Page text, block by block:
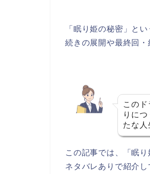
「眠り姫の秘密」 と
続きの展開や最終回
この
りに
たな人
この記事では、 「眠
ネタバレありで紹介し